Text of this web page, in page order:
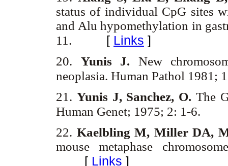
status of individual CpG sites
and Alu hypomethylation in
11.
[ Links ]
20. Yunis J. New
neoplasia. Human Pathol 1981;
21. Yunis J, Sanchez, O. The
Human Genet; 1975; 2: 1-6.
22. Kaelbling M, Miller DA,
mouse metaphase
[ Links ]